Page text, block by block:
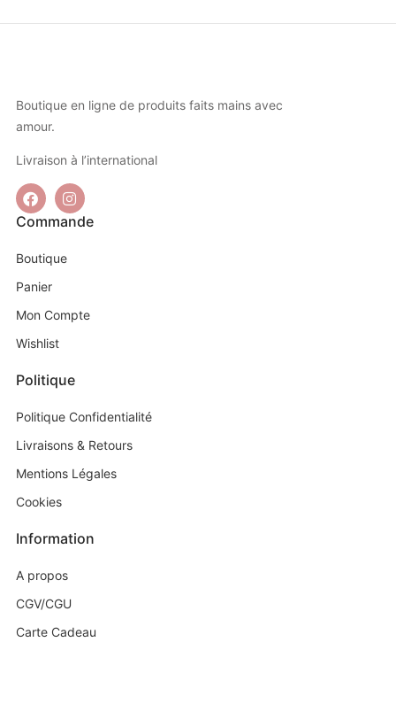
Boutique en ligne de produits faits mains avec
amour.
Livraison à l’international
Commande
Boutique
Panier
Mon Compte
Wishlist
Politique
Politique Confidentialité
Livraisons & Retours
Mentions Légales
Cookies
Information
A propos
CGV/CGU
Carte Cadeau